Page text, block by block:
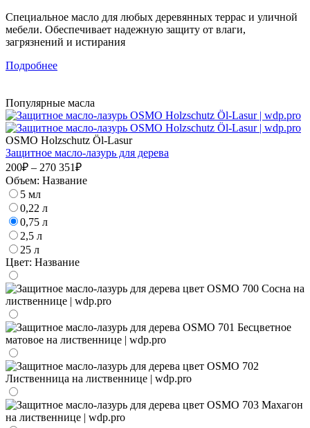
Специальное масло для любых деревянных террас и уличной
мебели. Обеспечивает надежную защиту от влаги,
загрязнений и истирания
Подробнее
Популярные масла
OSMO Holzschutz Öl-Lasur
Защитное масло-лазурь для дерева
200₽ – 270 351₽
Объем: Название
5 мл
0,22 л
0,75 л
2,5 л
25 л
Цвет: Название